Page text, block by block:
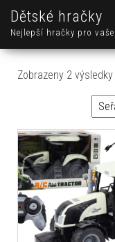
Dětské hračky
Nejlepší hračky pro
Zobrazeny 2 výsledky